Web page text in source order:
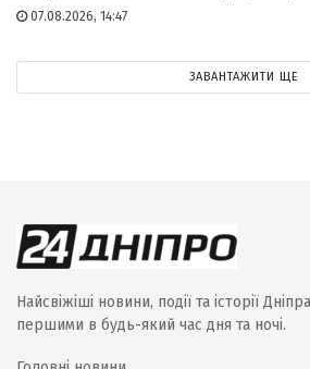
07.08.2026, 14:47
ЗАВАНТАЖИТИ ЩЕ
Найсвіжіші новини, події та історії
першими в будь-який час дня та ночі.